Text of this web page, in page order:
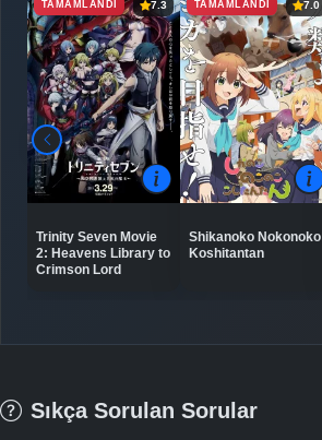
TAMAMLANDI 7.3
Trinity Seven Movie
2: Heavens Library to
Crimson Lord
TAMAMLANDI 7.0
Shikanoko Nokonoko
Koshitantan
Sıkça Sorulan Sorular